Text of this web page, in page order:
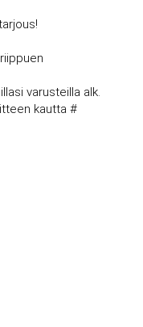
varusteilla alk.
kautta #